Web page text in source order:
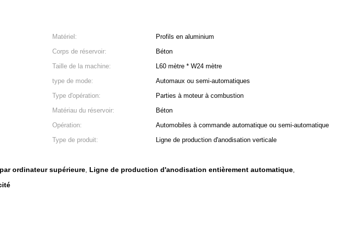
Matériel:
Profils en aluminium
Corps de réservoir:
Béton
Taille de la machine:
L60 mètre * W24 mètre
type de mode:
Automaux ou semi-automatiques
Type d'opération:
Parties à moteur à combustion
Matériau du réservoir:
Béton
Opération:
Automobiles à commande automatique ou semi-automatique
Type de produit:
Ligne de production d'anodisation verticale
ordinateur supérieure, Ligne de production d'anodisation entièrement automatique,